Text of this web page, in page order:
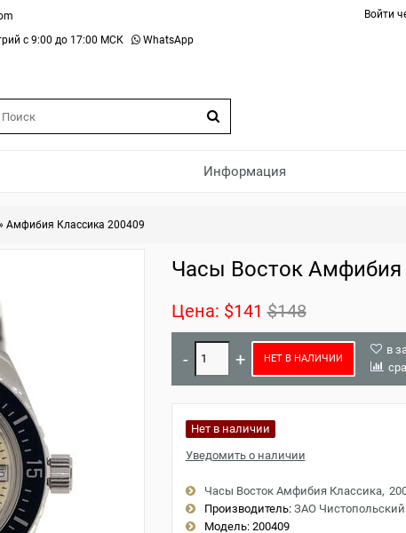
с 9:00 до 17:00 МСК
WhatsApp
Войти
Информация
Амфибия Классика 200409
Часы Восток Амфибия
Цена: $141 $148
НЕТ В НАЛИЧИИ
в
Нет в наличии
Уведомить о наличии
Часы Восток Амфибия Классика
Производитель: ЗАО
Модель:200409